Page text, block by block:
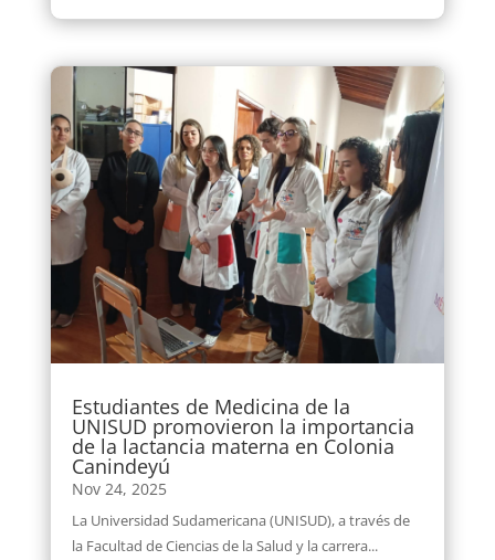
Estudiantes de Medicina de la
UNISUD promovieron la importancia
de la lactancia materna en Colonia
Canindeyú
Nov 24, 2025
La Universidad Sudamericana (UNISUD), a través de
la Facultad de Ciencias de la Salud y la carrera...